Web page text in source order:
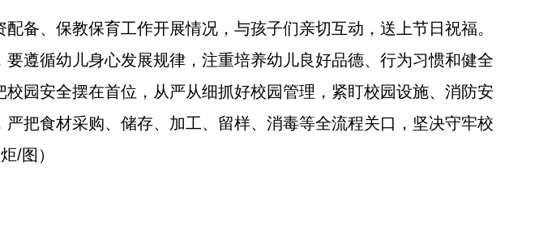
、保教保育工作开展情况，与孩子们亲切互动，送上节日祝福。
遵循幼儿身心发展规律，注重培养幼儿良好品德、行为习惯和健全
园安全摆在首位，从严从细抓好校园管理，紧盯校园设施、消防安
把食材采购、储存、加工、留样、消毒等全流程关口，坚决守牢校
/图）